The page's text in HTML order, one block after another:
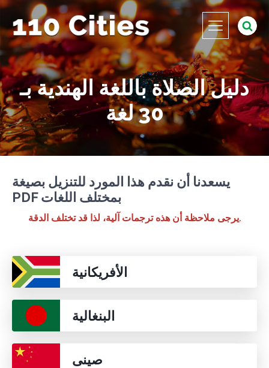
دليل الصلاة باللغة الهندية بـ
30 لغة
يسعدنا أن نقدم هذا المورد للتنزيل بصيغة
PDF بمختلف اللغات
يرجى ملاحظة أن هذه ترجمات آلية، لذا قد تختلف الدقة.
الأفريكانية
البنغالية
صينى